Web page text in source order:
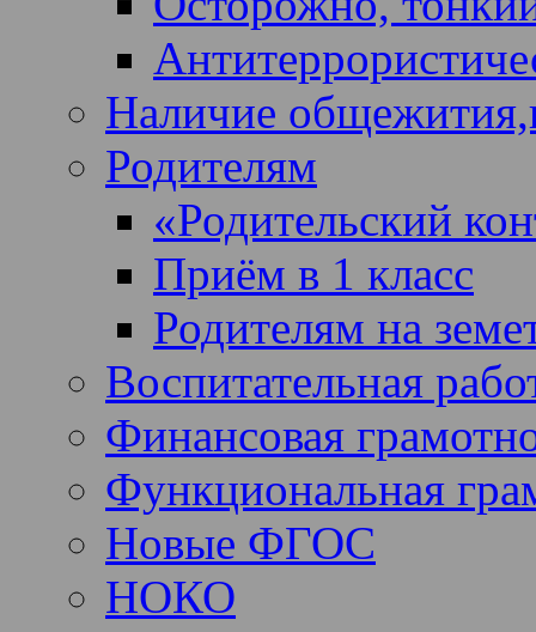
Наличие
Родителям
«Родительский
Приём в 1 класс
Родителям на
Воспитательная
Финансовая
Функциональная
Новые ФГОС
НОКО